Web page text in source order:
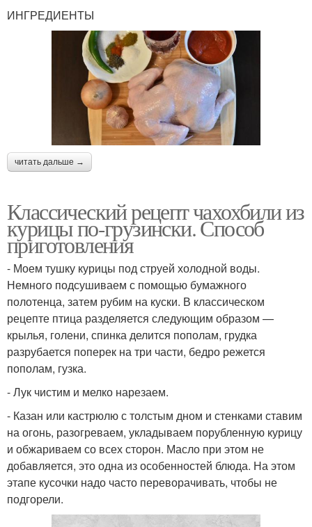
ИНГРЕДИЕНТЫ
читать дальше →
Классический рецепт чахохбили из
курицы по-грузински. Способ
приготовления
- Моем тушку курицы под струей холодной воды.
Немного подсушиваем с помощью бумажного
полотенца, затем рубим на куски. В классическом
рецепте птица разделяется следующим образом —
крылья, голени, спинка делится пополам, грудка
разрубается поперек на три части, бедро режется
пополам, гузка.
- Лук чистим и мелко нарезаем.
- Казан или кастрюлю с толстым дном и стенками ставим
на огонь, разогреваем, укладываем порубленную курицу
и обжариваем со всех сторон. Масло при этом не
добавляется, это одна из особенностей блюда. На этом
этапе кусочки надо часто переворачивать, чтобы не
подгорели.